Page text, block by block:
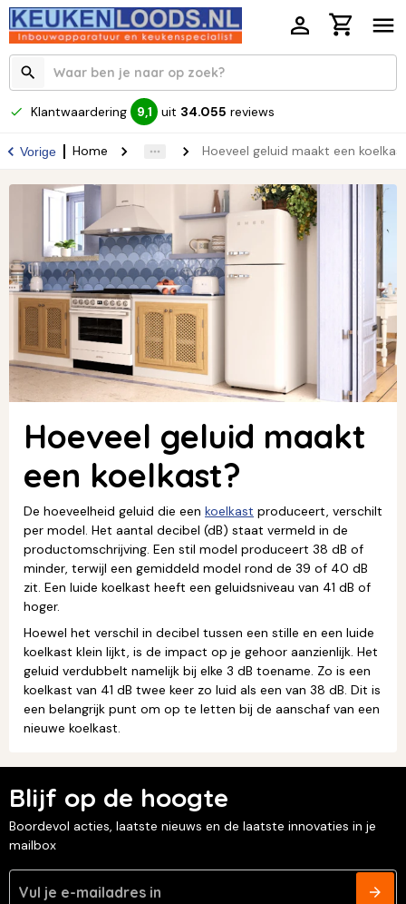
Klantwaardering 9,1 uit 34.055 reviews
Vorige Home Hoeveel geluid maakt een
Hoeveel geluid maakt
een koelkast?
De hoeveelheid geluid die een koelkast produceert, verschilt
per model. Het aantal decibel (dB) staat vermeld in de
productomschrijving. Een stil model produceert 38 dB of
minder, terwijl een gemiddeld model rond de 39 of 40 dB
zit. Een luide koelkast heeft een geluidsniveau van 41 dB of
hoger.
Hoewel het verschil in decibel tussen een stille en een luide
koelkast klein lijkt, is de impact op je gehoor aanzienlijk. Het
geluid verdubbelt namelijk bij elke 3 dB toename. Zo is een
koelkast van 41 dB twee keer zo luid als een van 38 dB. Dit is
een belangrijk punt om op te letten bij de aanschaf van een
nieuwe koelkast.
Blijf op de hoogte
Boordevol acties, laatste nieuws en de laatste innovaties in je
mailbox